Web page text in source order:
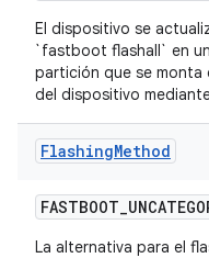
El dispositivo se
`fastboot flashall` en
partición que se monta
del dispositivo
FlashingMethod
FASTBOOT_
La alternativa para el